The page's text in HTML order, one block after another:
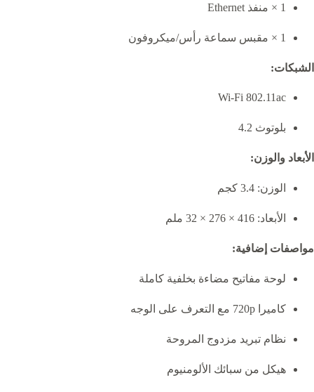
1 × منفذ Ethernet
1 × مقبس سماعة رأس/ميكروفون
الشبكات:
Wi-Fi 802.11ac
بلوتوث 4.2
الأبعاد والوزن:
الوزن: 3.4 كجم
الأبعاد: 416 × 276 × 32 ملم
مواصفات إضافية:
لوحة مفاتيح مضاءة بخلفية كاملة
كاميرا 720p مع التعرف على الوجه
نظام تبريد مزدوج المروحة
هيكل من سبائك الألومنيوم